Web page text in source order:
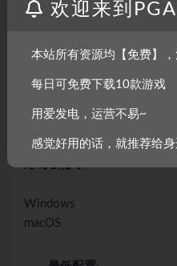
Windows
macOS
欢迎来到
本站所有资源均【免费】
每日可免费下载10款游戏
用爱发电，运营不易~
感觉好用的话，就推荐给